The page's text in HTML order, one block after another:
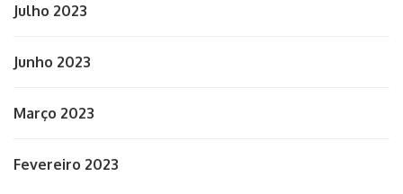
Julho 2023
Junho 2023
Março 2023
Fevereiro 2023